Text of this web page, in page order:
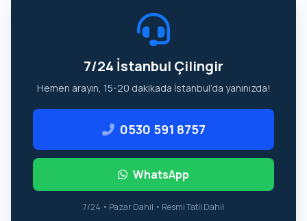
7/24 İstanbul Çilingir
Hemen arayın, 15-20 dakikada İstanbul’da yanınızda!
0530 591 8757
WhatsApp
7/24 • Pazar Dahil • Resmi Tatil Dahil